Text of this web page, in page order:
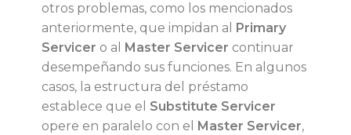
e
s
y
otros problemas, como los mencionados
anteriormente, que impidan al Primary
Servicer o al Master Servicer continuar
desempeñando sus funciones. En algunos
casos, la estructura del préstamo
establece que el Substitute Servicer
opere en paralelo con el Master Servicer,